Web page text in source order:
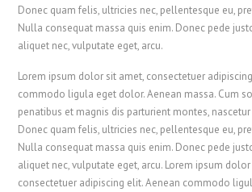
Donec quam felis, ultricies nec, pellentesque eu,
Nulla consequat massa quis enim. Donec pede
aliquet nec, vulputate eget, arcu.
Lorem ipsum dolor sit amet, consectetuer
commodo ligula eget dolor. Aenean massa. Cum
penatibus et magnis dis parturient montes,
Donec quam felis, ultricies nec, pellentesque eu,
Nulla consequat massa quis enim. Donec pede
aliquet nec, vulputate eget, arcu. Lorem ipsum
consectetuer adipiscing elit. Aenean commodo